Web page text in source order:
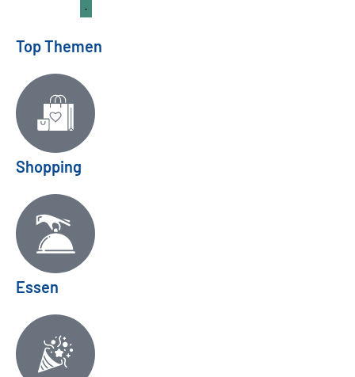
Top Themen
Shopping
Essen